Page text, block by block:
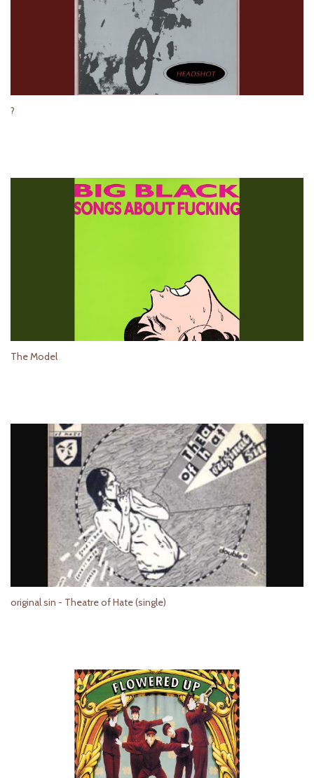
?
The Model
original sin - Theatre of Hate (single)